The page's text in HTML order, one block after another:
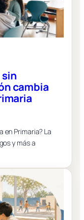
cambia
en Primaria? La
y más a